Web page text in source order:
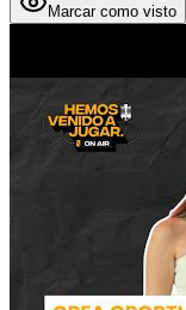
Marcar como visto